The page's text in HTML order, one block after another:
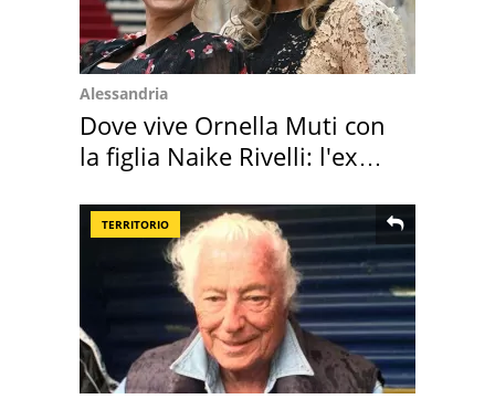
Alessandria
Dove vive Ornella Muti con
la figlia Naike Rivelli: l'ex
TERRITORIO